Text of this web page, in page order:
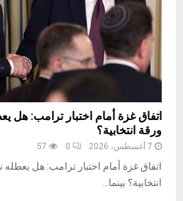
اتفاق غزة أمام اختبار ترامب: هل
ورقة انتخابية؟
7 أغسطس، 2026 0
57
اتفاق غزة أمام اختبار ترامب: هل يعطله
انتخابية؟ بينما...